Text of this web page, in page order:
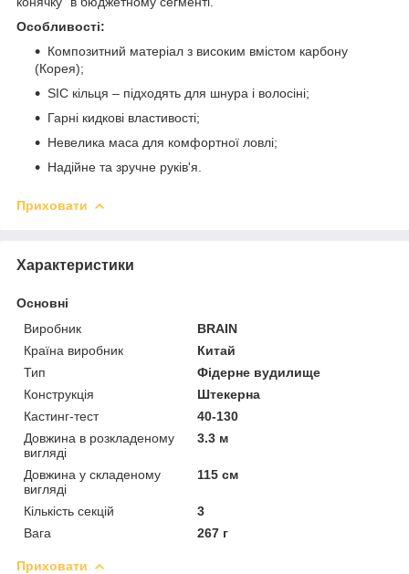
Особливості:
Композитний матеріал з високим вмістом карбону
(Корея);
SIC кільця – підходять для шнура і волосіні;
Гарні кидкові властивості;
Невелика маса для комфортної ловлі;
Надійне та зручне руків'я.
Приховати
Характеристики
Основні
Виробник
BRAIN
Країна виробник
Китай
Тип
Фідерне вудилище
Конструкція
Штекерна
Кастинг-тест
40-130
Довжина в розкладеному
вигляді
3.3 м
Довжина у складеному
вигляді
115 см
Кількість секцій
3
Вага
267 г
Приховати